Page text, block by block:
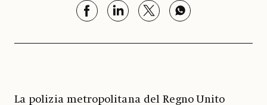
La polizia metropolitana del Regno Unito